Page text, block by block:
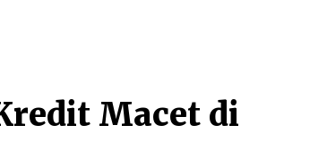
Macet di